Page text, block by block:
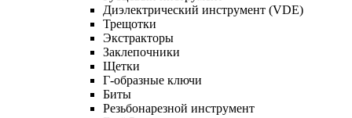
Диэлектрический инструмент (VDE)
Трещотки
Экстракторы
Заклепочники
Щетки
Г-образные ключи
Биты
Резьбонарезной инструмент